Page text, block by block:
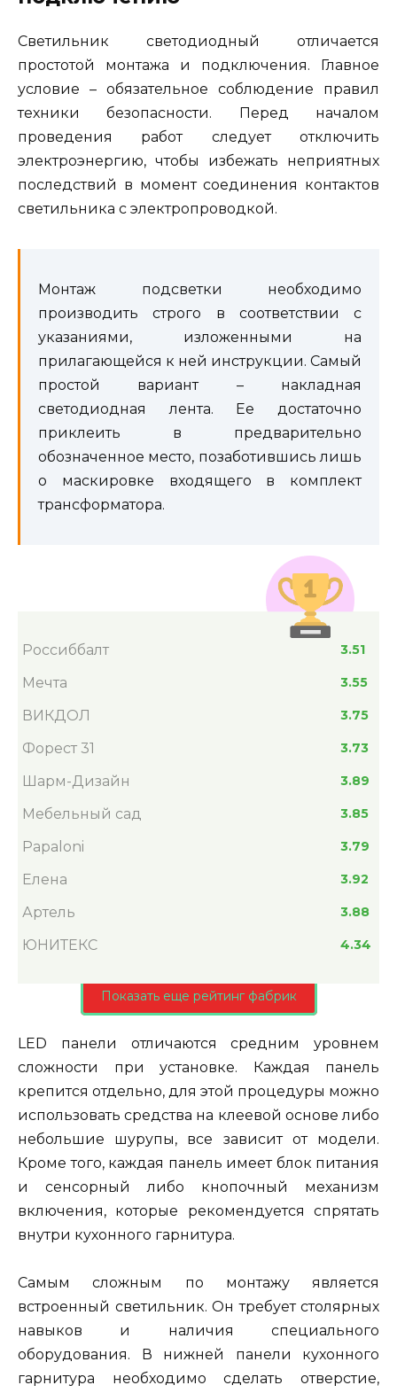
Светильник светодиодный отличается
простотой монтажа и подключения. Главное
условие – обязательное соблюдение правил
техники безопасности. Перед началом
проведения работ следует отключить
электроэнергию, чтобы избежать неприятных
последствий в момент соединения контактов
светильника с электропроводкой.
Монтаж подсветки необходимо
производить строго в соответствии с
указаниями, изложенными на
прилагающейся к ней инструкции. Самый
простой вариант – накладная
светодиодная лента. Ее достаточно
приклеить в предварительно
обозначенное место, позаботившись лишь
о маскировке входящего в комплект
трансформатора.
Россиббалт 3.51
Мечта 3.55
ВИКДОЛ 3.75
Форест 31 3.73
Шарм-Дизайн 3.89
Мебельный сад 3.85
Papaloni 3.79
Елена 3.92
Артель 3.88
ЮНИТЕКС 4.34
Показать еще рейтинг фабрик
LED панели отличаются средним уровнем
сложности при установке. Каждая панель
крепится отдельно, для этой процедуры можно
использовать средства на клеевой основе либо
небольшие шурупы, все зависит от модели.
Кроме того, каждая панель имеет блок питания
и сенсорный либо кнопочный механизм
включения, которые рекомендуется спрятать
внутри кухонного гарнитура.
Самым сложным по монтажу является
встроенный светильник. Он требует столярных
навыков и наличия специального
оборудования. В нижней панели кухонного
гарнитура необходимо сделать отверстие,